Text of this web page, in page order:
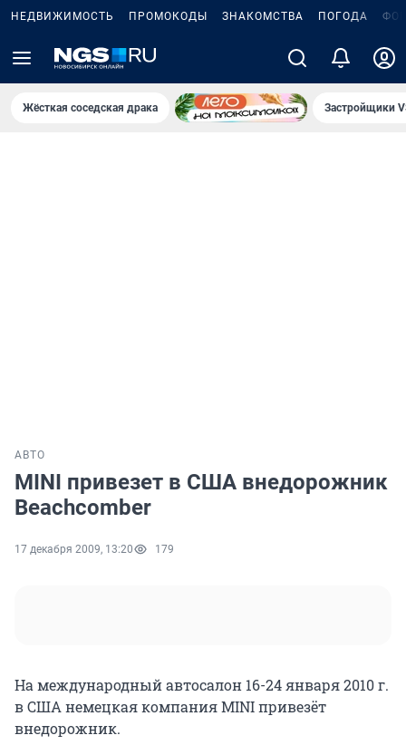
НЕДВИЖИМОСТЬ ПРОМОКОДЫ ЗНАКОМСТВА ПОГОДА
Жёсткая соседская драка Застройщики
АВТО
MINI привезет в США внедорожник
Beachcomber
17 декабря 2009, 13:20 179
На международный автосалон 16-24 января 2010 г.
в США немецкая компания MINI привезёт
внедорожник.